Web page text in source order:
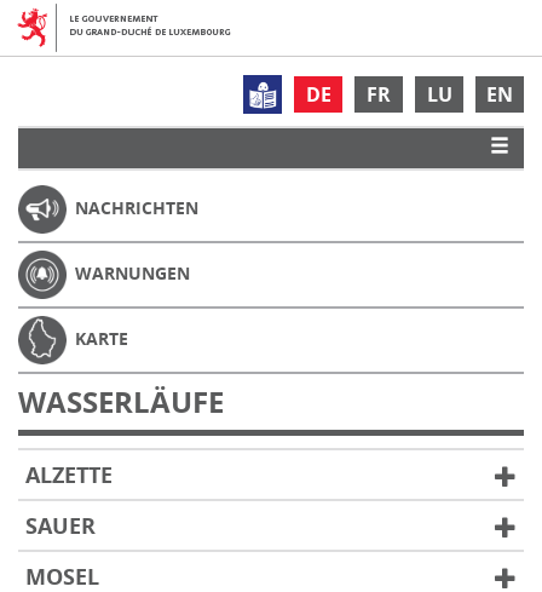
DE FR LU EN
NACHRICHTEN
WARNUNGEN
KARTE
WASSERLÄUFE
ALZETTE
SAUER
MOSEL